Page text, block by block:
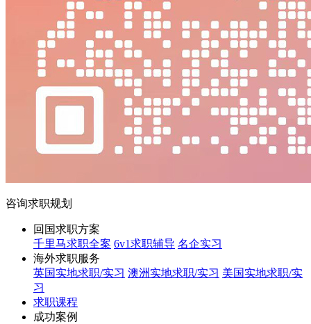
咨询求职规划
回国求职方案
千里马求职全案 6v1求职辅导 名企实习
海外求职服务
英国实地求职/实习 澳洲实地求职/实习 美国实地求职/实
习
求职课程
成功案例